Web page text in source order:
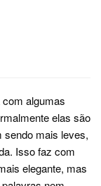
algumas
elas são
sendo mais leves,
Isso faz com
elegante, mas